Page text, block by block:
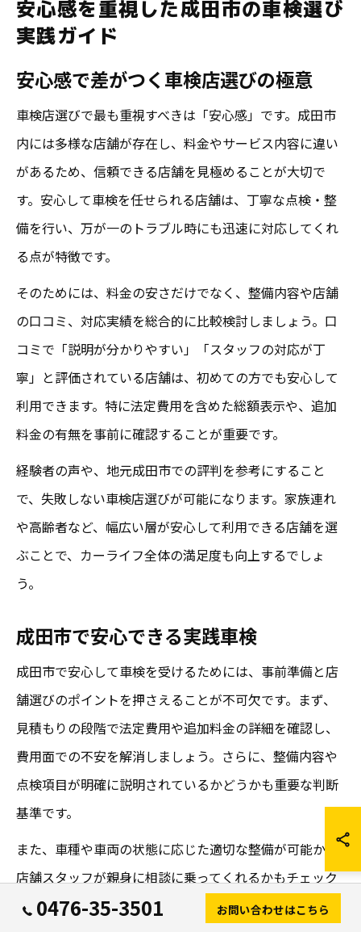
安心感を重視した成田市の車検選び
実践ガイド
安心感で差がつく車検店選びの極意
車検店選びで最も重視すべきは「安心感」です。成田市
内には多様な店舗が存在し、料金やサービス内容に違い
があるため、信頼できる店舗を見極めることが大切で
す。安心して車検を任せられる店舗は、丁寧な点検・整
備を行い、万が一のトラブル時にも迅速に対応してくれ
る点が特徴です。
そのためには、料金の安さだけでなく、整備内容や店舗
の口コミ、対応実績を総合的に比較検討しましょう。口
コミで「説明が分かりやすい」「スタッフの対応が丁
寧」と評価されている店舗は、初めての方でも安心して
利用できます。特に法定費用を含めた総額表示や、追加
料金の有無を事前に確認することが重要です。
経験者の声や、地元成田市での評判を参考にすること
で、失敗しない車検店選びが可能になります。家族連れ
や高齢者など、幅広い層が安心して利用できる店舗を選
ぶことで、カーライフ全体の満足度も向上するでしょ
う。
成田市で安心できる実践車検
成田市で安心して車検を受けるためには、事前準備と店
舗選びのポイントを押さえることが不可欠です。まず、
見積もりの段階で法定費用や追加料金の詳細を確認し、
費用面での不安を解消しましょう。さらに、整備内容や
点検項目が明確に説明されているかどうかも重要な判断
基準です。
また、車種や車両の状態に応じた適切な整備が可能か、
店舗スタッフが親身に相談に乗ってくれるかもチェック
ポイントです。多くの店舗では、洗車や特典などのサー
0476-35-3501 お問い合わせはこちら